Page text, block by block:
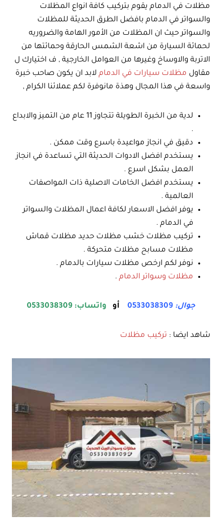
مظلات في الدمام يقوم بتركيب كافة انواع المظلات
والسواتر في الدمام بافضل الطرق الحديثة للمظلات
والسواتر حيث ان المظلات من الأمور الهامة والضروريه
لحمائة السيارة من اشعة الشمس الحارقة وحمائتها من
الاتربة والاوساخ وغيرها من العوامل الخارجية , ف اختيارك ل
مقاول مظلات سيارات في الدمام لابد ان يكون صاحب خبرة
واسعة في هذا المجال وهذة مانوفرة لكم عملائنا الكرام ,
لدية من الخبرة الطويلة تتجاوز 11 عام من التميز والابداع
.
دقيق في انجاز مواعيدة باسرع وقت ممكن .
يستخدم افضل الادوات الحديثة التي تساعدة في انجاز
العمل بشكل اسرع .
يستخدم افضل الخامات الاصلية ذات المواصفات
العالمية .
يوفر افضل الاسعار لكافة اعمال المظلات والسواتر
في الدمام .
تركيب مظلات خشب مظلات حديد مظلات قماش
مظلات مسابح مظلات متحركة .
نوفر لكم ارخص مظلات سيارات بالدمام .
مظلات وسواتر الدمام .
جوال: أو واتساب: 0533038309
شاهد ايضا : تركيب مظلات